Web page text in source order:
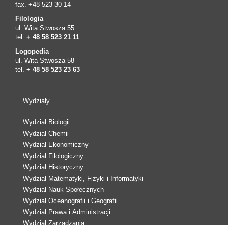
fax. +48 523 30 14
Filologia
ul. Wita Stwosza 55
tel. + 48 58 523 21 11
Logopedia
ul. Wita Stwosza 58
tel. + 48 58 523 23 63
Wydziały
Wydział Biologii
Wydział Chemii
Wydział Ekonomiczny
Wydział Filologiczny
Wydział Historyczny
Wydział Matematyki, Fizyki i Informatyki
Wydział Nauk Społecznych
Wydział Oceanografii i Geografii
Wydział Prawa i Administracji
Wydział Zarządzania